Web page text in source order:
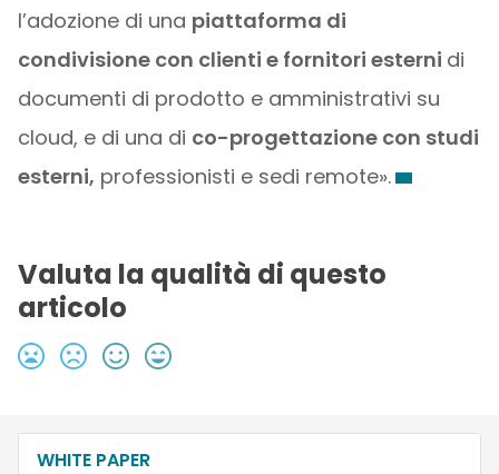
l’adozione di una piattaforma di
condivisione con clienti e fornitori esterni di
documenti di prodotto e amministrativi su
cloud, e di una di co-progettazione con studi
esterni, professionisti e sedi remote».
Valuta la qualità di questo
articolo
WHITE PAPER